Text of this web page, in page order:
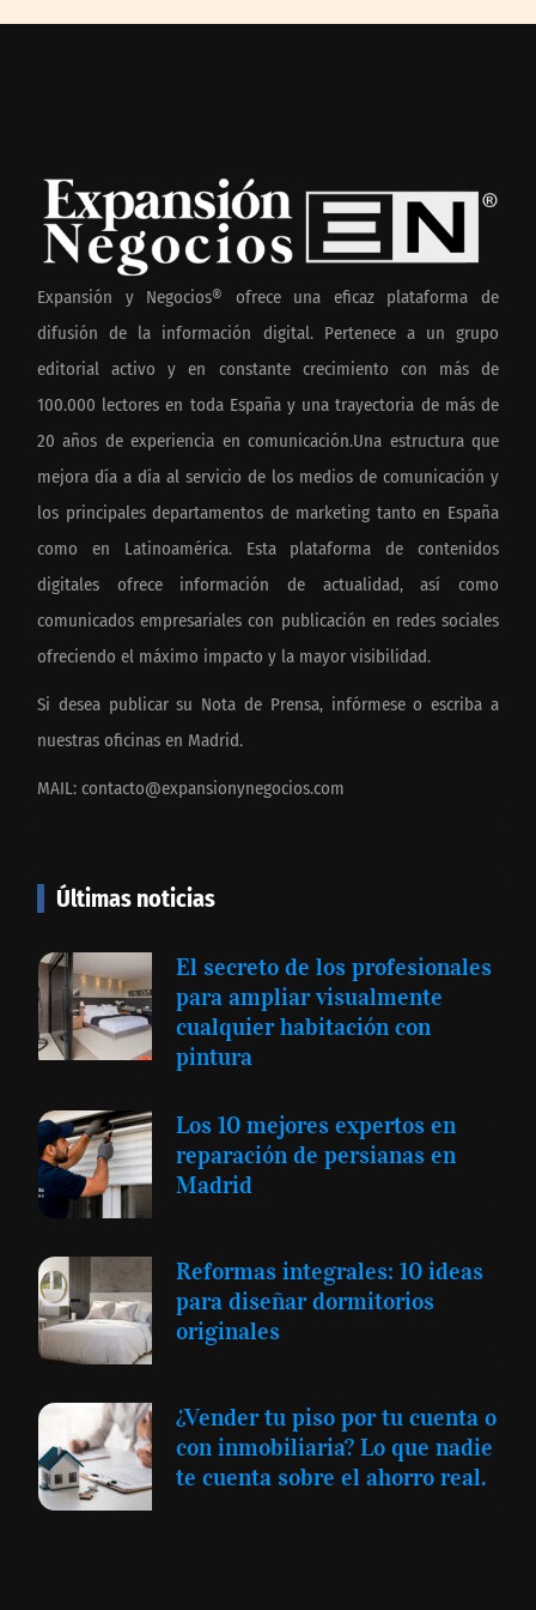
Expansión y Negocios® ofrece una eficaz plataforma de
difusión de la información digital. Pertenece a un grupo
editorial activo y en constante crecimiento con más de
100.000 lectores en toda España y una trayectoria de más de
20 años de experiencia en comunicación.Una estructura que
mejora día a día al servicio de los medios de comunicación y
los principales departamentos de marketing tanto en España
como en Latinoamérica. Esta plataforma de contenidos
digitales ofrece información de actualidad, así como
comunicados empresariales con publicación en redes sociales
ofreciendo el máximo impacto y la mayor visibilidad.
Si desea publicar su Nota de Prensa, infórmese o escriba a
nuestras oficinas en Madrid.
MAIL: contacto@expansionynegocios.com
Últimas noticias
El secreto de los profesionales
para ampliar visualmente
cualquier habitación con
pintura
Los 10 mejores expertos en
reparación de persianas en
Madrid
Reformas integrales: 10 ideas
para diseñar dormitorios
originales
¿Vender tu piso por tu cuenta o
con inmobiliaria? Lo que nadie
te cuenta sobre el ahorro real.